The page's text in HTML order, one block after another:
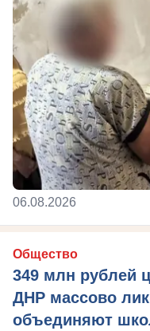
06.08.2026
Общество
349 млн рублей
ДНР массово
объединяют